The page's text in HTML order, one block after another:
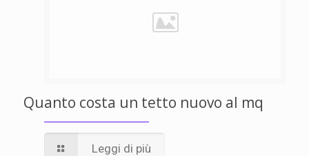
Quanto costa un tetto nuovo al mq
Leggi di più